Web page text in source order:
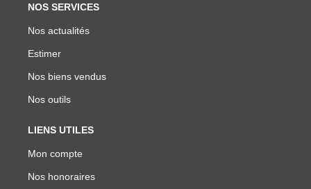
NOS SERVICES
Nos actualités
Estimer
Nos biens vendus
Nos outils
LIENS UTILES
Mon compte
Nos honoraires